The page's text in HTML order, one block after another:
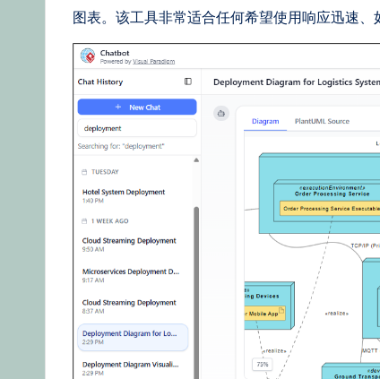
图表。该工具非常适合任何希望使用响应迅速、